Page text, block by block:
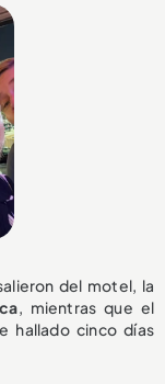
del motel, la
, mientras que el
hallado cinco días